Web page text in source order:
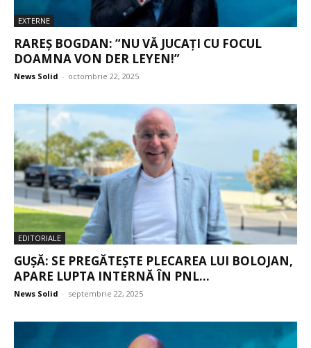
EXTERNE
RAREȘ BOGDAN: “NU VĂ JUCAȚI CU FOCUL
DOAMNA VON DER LEYEN!”
News Solid - octombrie 22, 2025
EDITORIALE
GUȘĂ: SE PREGĂTEȘTE PLECAREA LUI BOLOJAN,
APARE LUPTA INTERNĂ ÎN PNL...
News Solid - septembrie 22, 2025